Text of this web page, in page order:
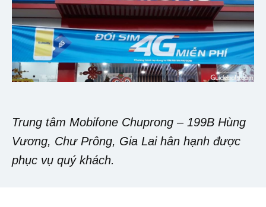
Trung tâm Mobifone Chuprong – 199B Hùng
Vương, Chư Prông, Gia Lai hân hạnh được
phục vụ quý khách.